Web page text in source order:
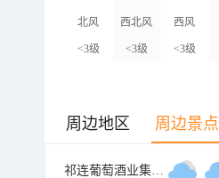
北风
<3级
西北风
<3级
西风
<3级
周边地区 周边景点
祁连葡萄酒业集团工业园